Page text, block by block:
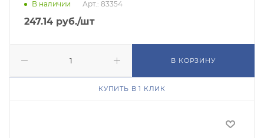
В наличии Арт.: 83354
247.14 руб./шт
В КОРЗИНУ
КУПИТЬ В 1 КЛИК